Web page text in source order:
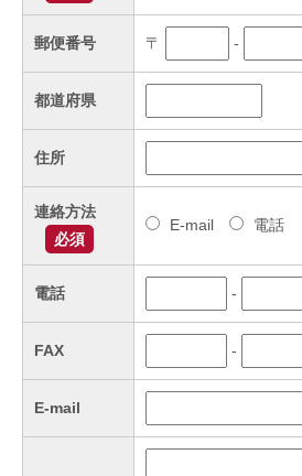
郵便番号 〒 -
都道府県
住所
連絡方法
必須
E-mail 電話
電話 -
FAX -
E-mail